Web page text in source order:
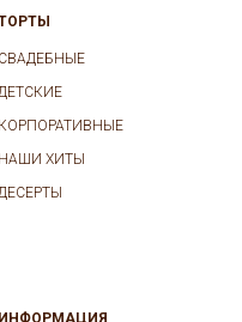
СВАДЕБНЫЕ
КОРПОРАТИВНЫЕ
НАШИ ХИТЫ